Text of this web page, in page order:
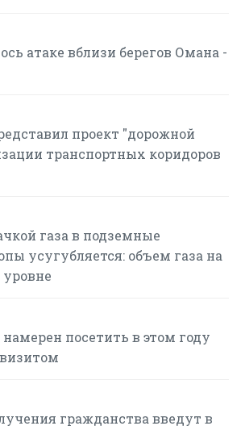
атаке вблизи берегов Омана -
проект "дорожной
транспортных коридоров
газа в подземные
усугубляется: объем газа на
посетить в этом году
гражданства введут в